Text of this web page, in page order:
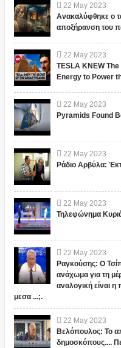
22 May 2023
Ανακαλύφθηκε ο
αποξήρανση του
22 May 2023
TESLA KNEW
Energy to Power
22 May 2023
Pyramids Found
22 May 2023
Ράδιο Αρβύλα:
22 May 2023
Τηλεφώνημα
22 May 2023
Ραγκούσης: Ο
ανάχωμα για τη
αναλογική είναι η
μεσα ...;.
22 May 2023
Βελόπουλος: Το
δημοσκόπους....